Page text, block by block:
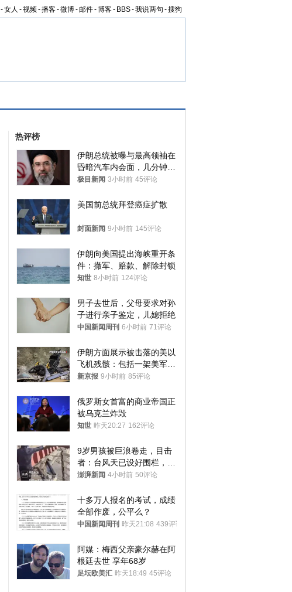
-女人 -视频-播客-微博-邮件-博客- BBS-我说两句 -搜狗
热评榜
伊朗总统被曝与最高领袖在
昏暗汽车内会面，几分钟里
只能靠声音交谈难辨真假
极目新闻 3小时前 45评论
美国前总统拜登癌症扩散
封面新闻 9小时前 145评论
伊朗向美国提出海峡重开条
件：撤军、赔款、解除封锁
知世 8小时前 124评论
男子去世后，父母要求对孙
子进行亲子鉴定，儿媳拒绝
中国新闻周刊 6小时前 71评论
伊朗方面展示被击落的美以
飞机残骸：包括一架美军F-
15战斗机残骸以及多架无人
新京报 9小时前 85评论
俄罗斯女首富的商业帝国正
被乌克兰炸毁
知世 昨天20:27 162评论
9岁男孩被巨浪卷走，目击
者：台风天已设好围栏，一
家四口翻入时保安曾喊话劝
澎湃新闻 4小时前 50评论
十多万人报名的考试，成绩
全部作废，公平么？
中国新闻周刊 昨天21:08 439评论
阿媒：梅西父亲豪尔赫在阿
根廷去世 享年68岁
足坛欧美汇 昨天18:49 45评论